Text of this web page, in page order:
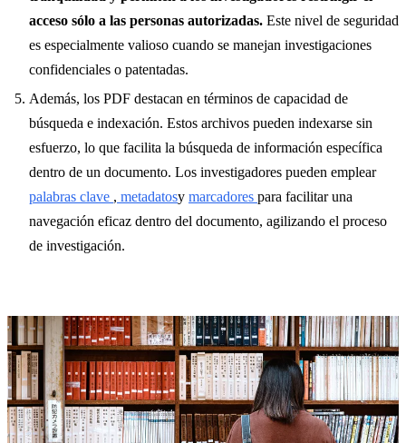
acceso sólo a las personas autorizadas. Este nivel de seguridad
es especialmente valioso cuando se manejan investigaciones
confidenciales o patentadas.
Además, los PDF destacan en términos de capacidad de
búsqueda e indexación. Estos archivos pueden indexarse sin
esfuerzo, lo que facilita la búsqueda de información específica
dentro de un documento. Los investigadores pueden emplear
palabras clave , metadatosy marcadores para facilitar una
navegación eficaz dentro del documento, agilizando el proceso
de investigación.